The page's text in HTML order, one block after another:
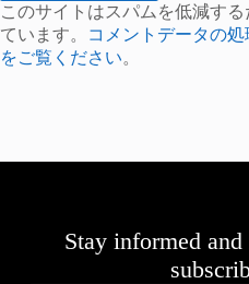
このサイトはスパムを低減する
ています。
コメントデータの
をご覧ください。
Stay informed